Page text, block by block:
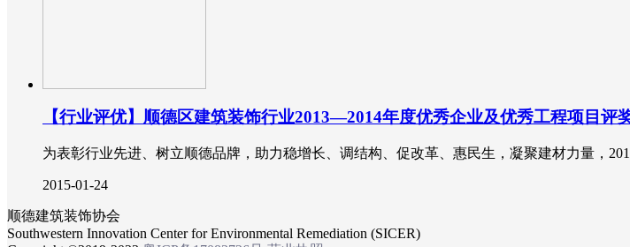
【行业评优】顺德区建筑装饰行业2013—2014年度优秀企业及优秀工程项目评
为表彰行业先进、树立顺德品牌，助力稳增长、调结构、促改革、惠民生，凝聚建材力量，
2015-01-24
顺德建筑装饰协会
Southwestern Innovation Center for Environmental Remediation (SICER)